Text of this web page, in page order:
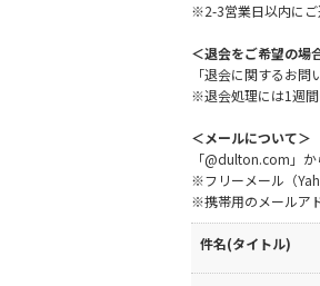
※2-3営業日以内にご
＜退会をご希望の場
「退会に関するお
※退会処理には1週間
＜メールについて＞
「@dulton.com」
※フリーメール（
※携帯用のメールア
件名(タイトル)